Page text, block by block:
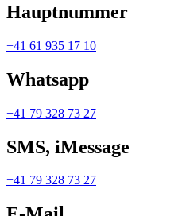
Hauptnummer
+41 61 935 17 10
Whatsapp
+41 79 328 73 27
SMS, iMessage
+41 79 328 73 27